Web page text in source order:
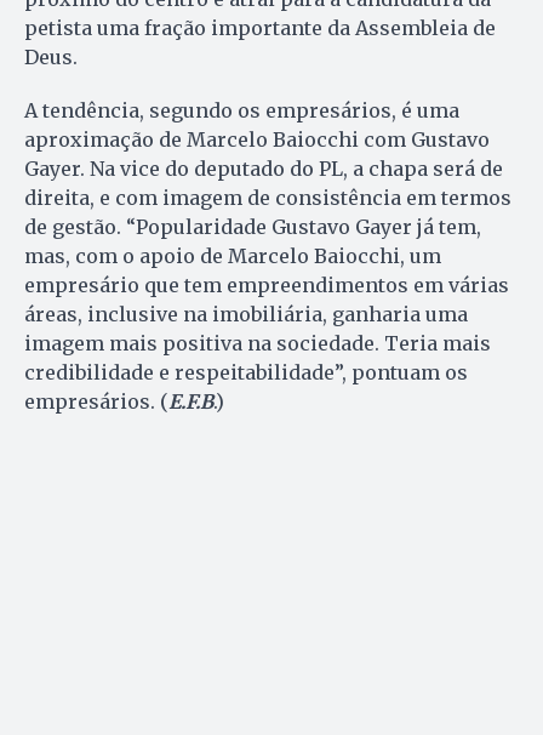
petista uma fração importante da Assembleia de
Deus.
A tendência, segundo os empresários, é uma
aproximação de Marcelo Baiocchi com Gustavo
Gayer. Na vice do deputado do PL, a chapa será de
direita, e com imagem de consistência em termos
de gestão. “Popularidade Gustavo Gayer já tem,
mas, com o apoio de Marcelo Baiocchi, um
empresário que tem empreendimentos em várias
áreas, inclusive na imobiliária, ganharia uma
imagem mais positiva na sociedade. Teria mais
credibilidade e respeitabilidade”, pontuam os
empresários. (E.F.B.)